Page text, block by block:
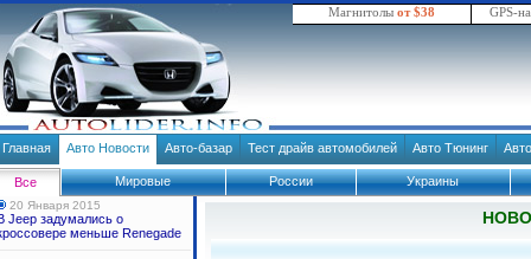
Магнитолы от $38 GPS-
Главная Авто Новости Авто-базар Тест драйв автомобилей Авто Тюнинг
Все Мировые России Украины
20 Января 2015
Jeep задумались о
меньше Renegade